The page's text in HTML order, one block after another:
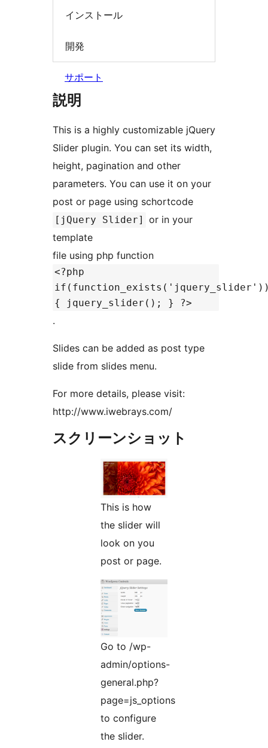
インストール
開発
サポート
説明
This is a highly customizable jQuery
Slider plugin. You can set its width,
height, pagination and other
parameters. You can use it on your
post or page using schortcode
[jQuery Slider]
or in your
template
file using php function
<?php
{ jquery_slider(); } ?>
.
Slides can be added as post type
slide from slides menu.
For more details, please visit:
http://www.iwebrays.com/
スクリーンショット
This is how
the slider will
look on you
post or page.
Go to /wp-
admin/options-
general.php?
page=js_options
to configure
the slider.